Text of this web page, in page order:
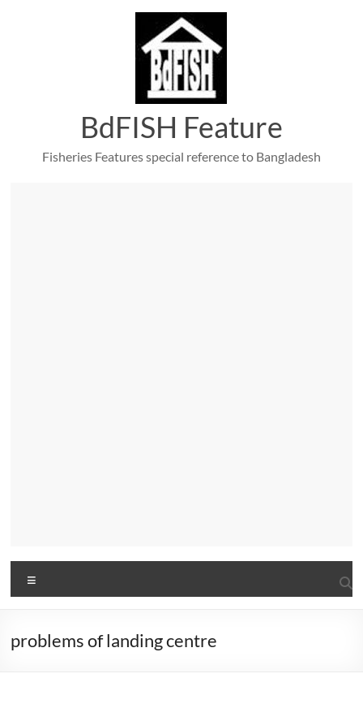
BdFISH Feature
Fisheries Features special reference to Bangladesh
problems of landing centre